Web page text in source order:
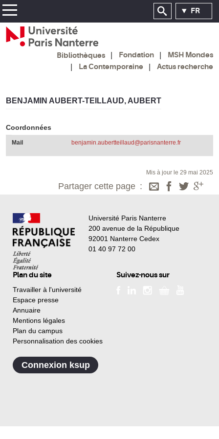
FR
Bibliothèques Fondation
MSH Mondes
La Contemporaine
Actus recherche
BENJAMIN AUBERT-TEILLAUD, AUBERT
Coordonnées
Mail benjamin.aubertteillaud@parisnanterre.fr
Mis à jour le 29 mai 2025
Partager cette page
Université Paris Nanterre
200 avenue de la République
92001 Nanterre Cedex
01 40 97 72 00
Plan du site
Travailler à l'université
Espace presse
Annuaire
Mentions légales
Plan du campus
Personnalisation des cookies
Suivez-nous sur
Connexion ksup